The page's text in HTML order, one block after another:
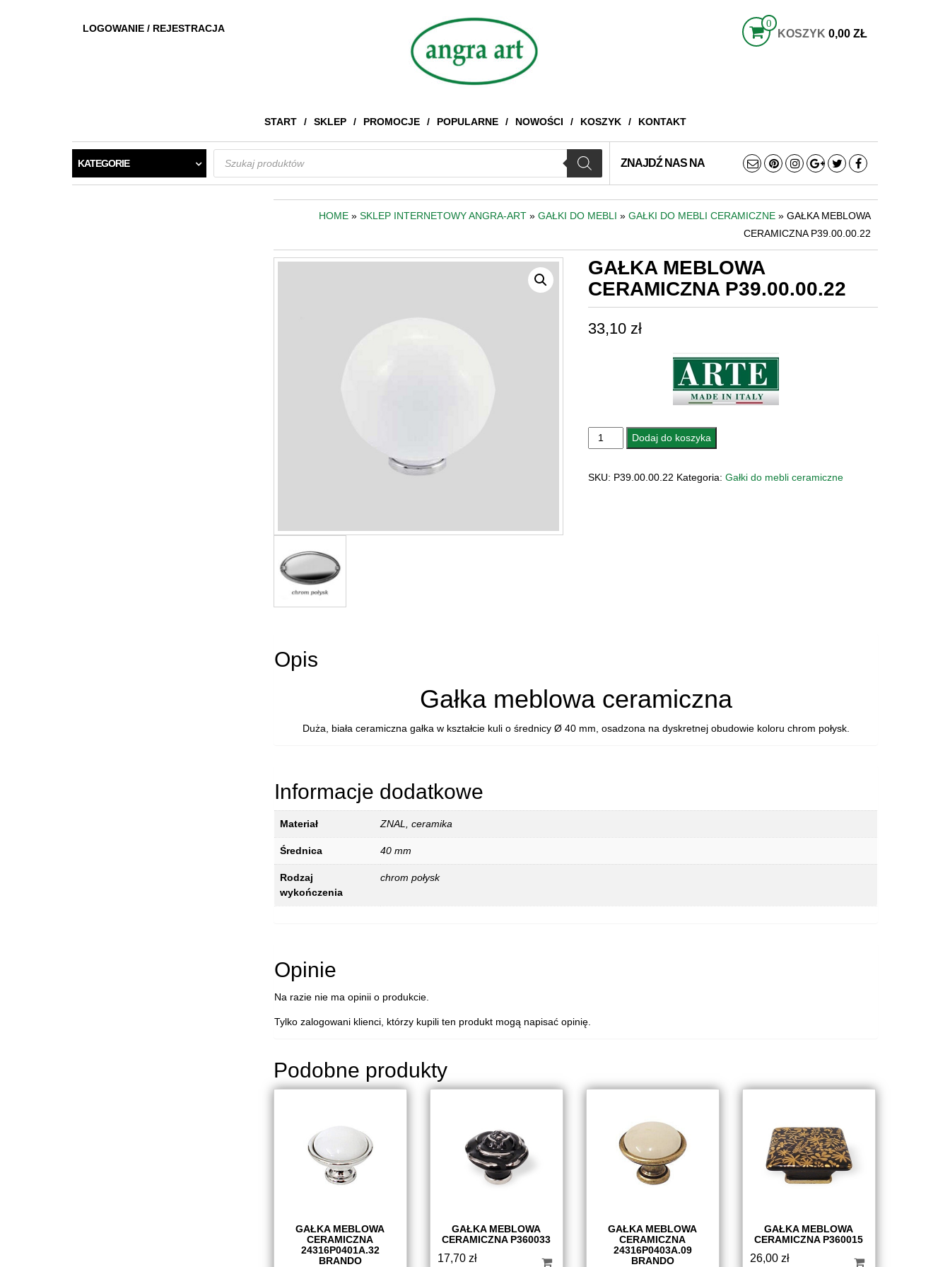
LOGOWANIE / REJESTRACJA 0
KOSZYK 0,00 ZŁ
START SKLEP PROMOCJE POPULARNE NOWOŚCI KOSZYK KONTAKT
KATEGORIE
Wyszukiwarka
produktów
ZNAJDŹ NAS NA
HOME » SKLEP INTERNETOWY ANGRA-ART » GAŁKI DO MEBLI » GAŁKI DO MEBLI CERAMICZNE » GAŁKA MEBLOWA
CERAMICZNA P39.00.00.22
GAŁKA MEBLOWA
CERAMICZNA P39.00.00.22
33,10 zł
ilość
GAŁKA
Dodaj do koszyka
SKU: P39.00.00.22 Kategoria: Gałki do mebli ceramiczne
Opis
Gałka meblowa ceramiczna
Duża, biała ceramiczna gałka w kształcie kuli o średnicy Ø 40 mm, osadzona na dyskretnej obudowie koloru chrom połysk.
Informacje dodatkowe
Materiał ZNAL, ceramika
Średnica 40 mm
Rodzaj
wykończenia
chrom połysk
Opinie
Na razie nie ma opinii o produkcie.
Tylko zalogowani klienci, którzy kupili ten produkt mogą napisać opinię.
Podobne produkty
GAŁKA MEBLOWA
CERAMICZNA
24316P0401A.32
BRANDO
GAŁKA MEBLOWA
CERAMICZNA P360033
17,70 zł
GAŁKA MEBLOWA
CERAMICZNA
24316P0403A.09
BRANDO
GAŁKA MEBLOWA
CERAMICZNA P360015
26,00 zł